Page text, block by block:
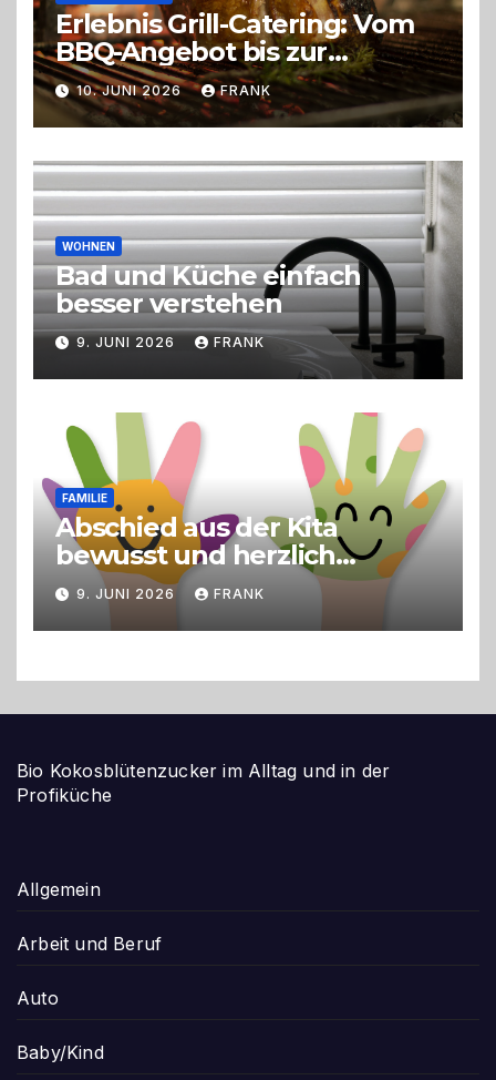
Erlebnis Grill-Catering: Vom
BBQ-Angebot bis zur
perfekten Eventorganisation
Trend zu Outdoor-Events,
Erlebnisgastronomie und
Live-Cooking
10. JUNI 2026 FRANK
WOHNEN
Bad und Küche einfach
besser verstehen
9. JUNI 2026 FRANK
FAMILIE
Abschied aus der Kita
bewusst und herzlich
gestalten
9. JUNI 2026 FRANK
Bio Kokosblütenzucker im Alltag und in der
Profiküche
Allgemein
Arbeit und Beruf
Auto
Baby/Kind